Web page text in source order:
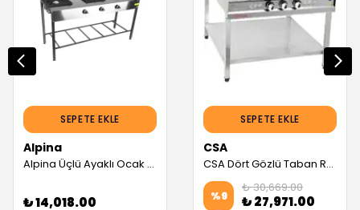
SEPETE EKLE
Alpina
Alpina Üçlü Ayaklı Ocak Doğalgazlı Ce Belgeli (Servis Garantili)
₺ 14,018.00
SEPETE EKLE
CSA
CSA Dört Gözlü Taban Raflı Ocak, Tüplü (Servis Garantili)
%9
₺ 30,669.00
₺ 27,971.00